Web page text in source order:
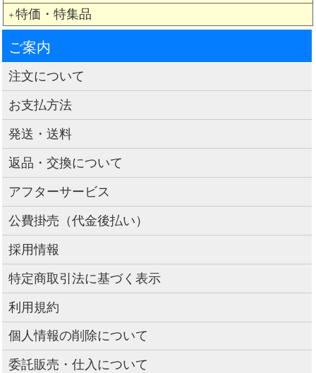
＋ 特価・特集品
ご案内
注文について
お支払方法
発送・送料
返品・交換について
アフターサービス
公費掛売（代金後払い）
採用情報
特定商取引法に基づく表示
利用規約
個人情報の削除について
委託販売・仕入について